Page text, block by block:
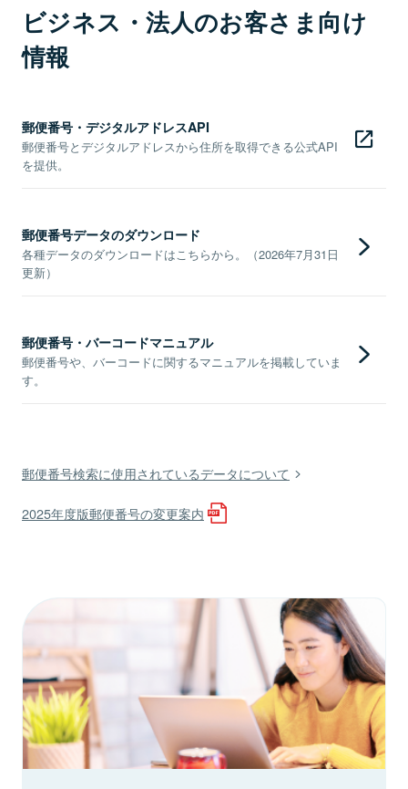
ビジネス・法人のお客さま向け
情報
郵便番号・デジタルアドレスAPI
郵便番号とデジタルアドレスから住所を取得できる公式API
を提供。
郵便番号データのダウンロード
各種データのダウンロードはこちらから。（2026年7月31日
更新）
郵便番号・バーコードマニュアル
郵便番号や、バーコードに関するマニュアルを掲載していま
す。
郵便番号検索に使用されているデータについて
2025年度版郵便番号の変更案内